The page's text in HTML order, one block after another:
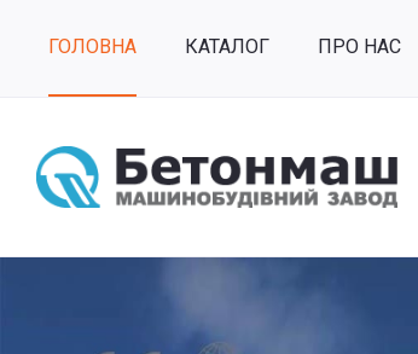
ГОЛОВНА КАТАЛОГ ПРО НАС